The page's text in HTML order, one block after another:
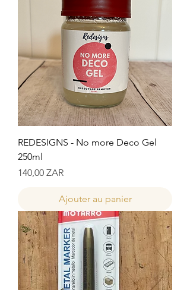
REDESIGNS - No more Deco Gel
250ml
Prix
140,00 ZAR
Ajouter au panier